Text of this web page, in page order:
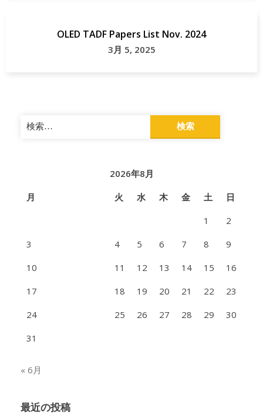
OLED TADF Papers List Nov. 2024
3月 5, 2025
検
索:
2026年8月
月
火 水 木 金 土
日
1
2
3
4 5 6 7 8
9
10
11 12 13 14 15
16
17
18 19 20 21 22
23
24
25 26 27 28 29
30
31
« 6月
最近の投稿